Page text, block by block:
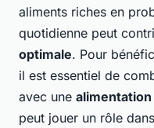
aliments riches en
quotidienne peut
optimale. Pour
il est essentiel de
avec une
peut jouer un rôle